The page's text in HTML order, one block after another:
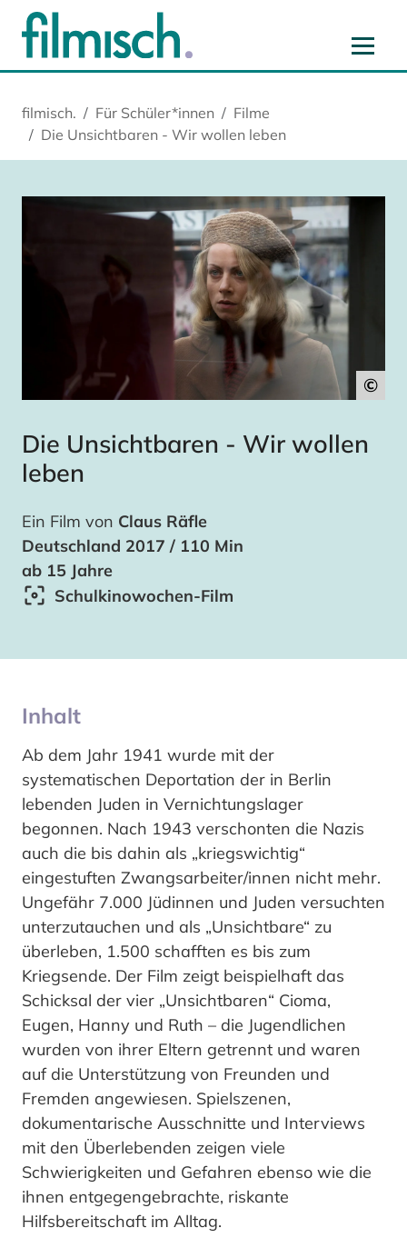
Hauptinhalt springen
Hauptnavigation springen
Cookie-Einstellungen springen
Startseite springen
filmisch. Für Schüler*innen
Filme
Die Unsichtbaren - Wir wollen leben
©
Die Unsichtbaren - Wir wollen
leben
Ein Film von Claus Räfle
Deutschland 2017 / 110 Min
ab 15 Jahre
Schulkinowochen-Film
Inhalt
Ab dem Jahr 1941 wurde mit der
systematischen Deportation der in Berlin
lebenden Juden in Vernichtungslager
begonnen. Nach 1943 verschonten die Nazis
auch die bis dahin als „kriegswichtig“
eingestuften Zwangsarbeiter/innen nicht mehr.
Ungefähr 7.000 Jüdinnen und Juden versuchten
unterzutauchen und als „Unsichtbare“ zu
überleben, 1.500 schafften es bis zum
Kriegsende. Der Film zeigt beispielhaft das
Schicksal der vier „Unsichtbaren“ Cioma,
Eugen, Hanny und Ruth – die Jugendlichen
wurden von ihrer Eltern getrennt und waren
auf die Unterstützung von Freunden und
Fremden angewiesen. Spielszenen,
dokumentarische Ausschnitte und Interviews
mit den Überlebenden zeigen viele
Schwierigkeiten und Gefahren ebenso wie die
ihnen entgegengebrachte, riskante
Hilfsbereitschaft im Alltag.